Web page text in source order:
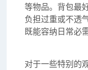
等物品。背包最
负担过重或不透
既能容纳日常必
对于一些特别的